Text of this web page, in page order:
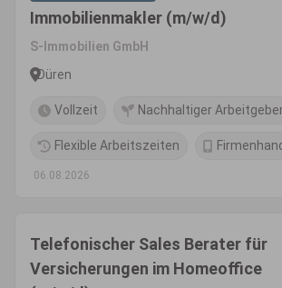
Immobilienmakler (m/w/d)
S-Immobilien GmbH
Düren
Vollzeit Nachhaltiger
Flexible Arbeitszeiten
06.08.2026
Telefonischer Sales Berater für
Versicherungen im Homeoffice